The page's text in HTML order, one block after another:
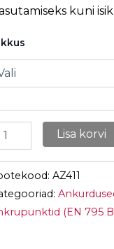
kuni
Lisa korvi
AZ411
(EN 795